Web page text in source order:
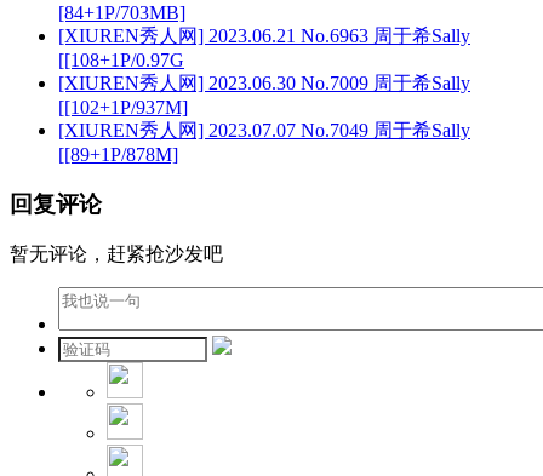
[84+1P/703MB]
[XIUREN秀人网] 2023.06.21 No.6963 周于希Sally
[[108+1P/0.97G
[XIUREN秀人网] 2023.06.30 No.7009 周于希Sally
[[102+1P/937M]
[XIUREN秀人网] 2023.07.07 No.7049 周于希Sally
[[89+1P/878M]
回复评论
暂无评论，赶紧抢沙发吧